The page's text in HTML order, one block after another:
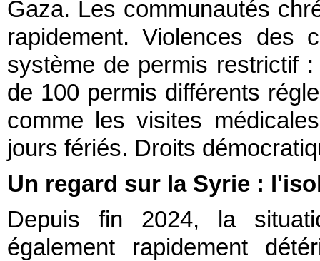
Gaza. Les communautés
rapidement. Violences des
système de permis restrictif
de 100 permis différents
comme les visites
jours fériés. Droits
Un regard sur la Syrie :
Depuis fin 2024, la
également rapidement